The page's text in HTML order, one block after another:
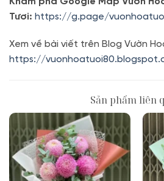
Tươi: https://g.page/
Xem về bài viết trên Blog Vườn
https://
Sản phẩm liên